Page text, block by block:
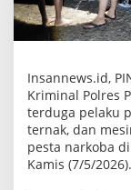
Insannews.id,
Kriminal Polres
terduga pelaku
ternak, dan
pesta narkoba
Kamis (7/5/2026).